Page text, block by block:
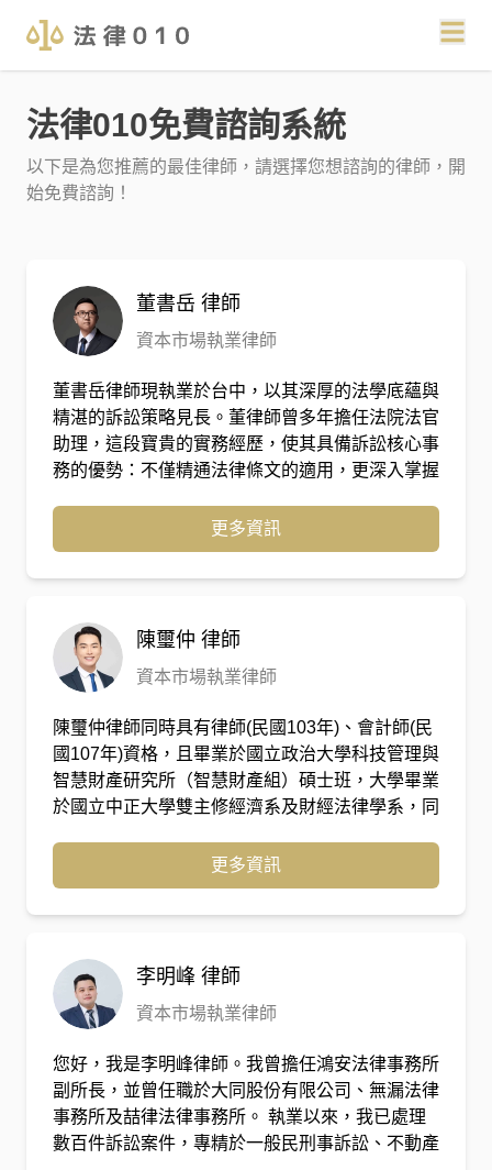
法律010免費諮詢系統
以下是為您推薦的最佳律師，請選擇您想諮詢的律師，開
始免費諮詢！
董書岳 律師
資本市場執業律師
董書岳律師現執業於台中，以其深厚的法學底蘊與
精湛的訴訟策略見長。董律師曾多年擔任法院法官
助理，這段寶貴的實務經歷，使其具備訴訟核心事
務的優勢：不僅精通法律條文的適用，更深入掌握
的關鍵標準。 轉任律師後，董律師專注於各類複
雜訴訟事務。憑藉著「從院方視角出發」的獨特洞
察力，他能精確預判案件策略，並在書狀撰擬與法
益。
更多資訊
陳璽仲 律師
資本市場執業律師
陳璽仲律師同時具有律師(民國103年)、會計師(民
國107年)資格，且畢業於國立政治大學科技管理與
智慧財產研究所（智慧財產組）碩士班，大學畢業
於國立中正大學雙主修經濟系及財經法律學系，同
國際法律事務所就職，主要從事資本市場之相關案
件，包含IPO、併購、資本投資、財務稅務等案
件。另曾於上緯國際投資控股股份有限公司(3708)
案的推動；亦曾擔任海洋風力發電公司
(Formosa1)董事長秘書，對於公司營運、決策、
風險管控具有相當之經驗。 陳璽仲律師專精於商
百件以上之家事案件，並承辦過數件高資產客戶之
家事案件，更多次在喆律法律事務所台中所的
Google Maps評論中獲得當事人之高度評價，具足
夠經驗為當事人提供專業且值得信賴的法律服務。
更多資訊
李明峰 律師
資本市場執業律師
您好，我是李明峰律師。我曾擔任鴻安法律事務所
副所長，並曾任職於大同股份有限公司、無漏法律
事務所及喆律法律事務所。 執業以來，我已處理
數百件訴訟案件，專精於一般民刑事訴訟、不動產